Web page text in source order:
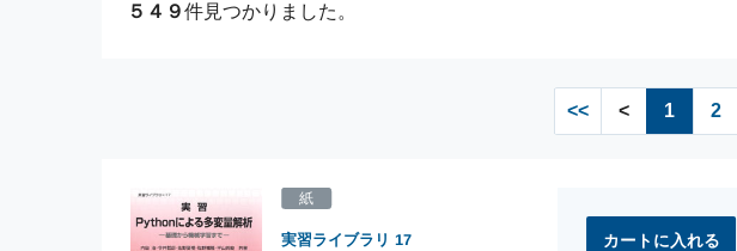
５４９件見つかりました。
<< < 1 2
実習ライブラリ 17
紙